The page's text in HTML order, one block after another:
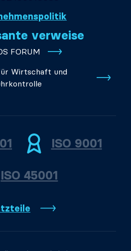
verweise
FORUM
Wirtschaft und
ISO 9001
ISO 45001